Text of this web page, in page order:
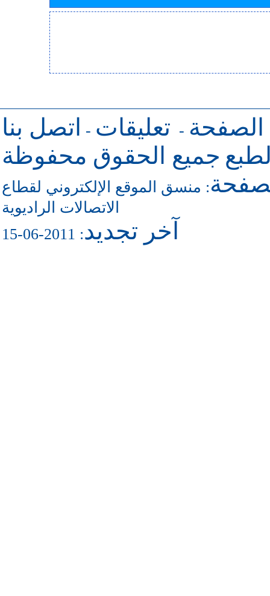
الصفحة - تعليقات -
اتصل بنا
جميع الحقوق محفوظة
: منسق الموقع الإلكتروني لقطاع
الاتصالات الراديوية
آخر تجديد: 2011-06-15